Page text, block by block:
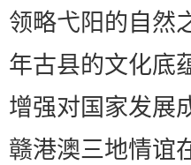
领略弋阳的自然
年古县的文化底
增强对国家发展
赣港澳三地情谊